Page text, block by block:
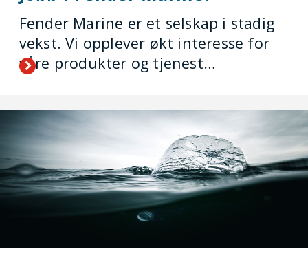
Fender Marine er et selskap i stadig
vekst. Vi opplever økt interesse for
våre produkter og tjenest…